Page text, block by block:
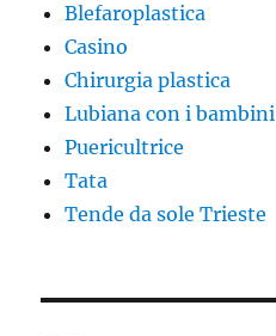
Blefaroplastica
Casino
Chirurgia plastica
Lubiana con i bambini
Puericultrice
Tata
Tende da sole Trieste